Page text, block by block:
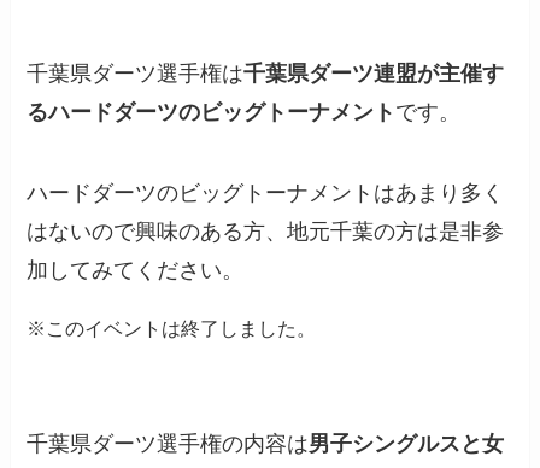
千葉県ダーツ選手権は千葉県ダーツ連盟が主催す
るハードダーツのビッグトーナメント です。
ハードダーツのビッグトーナメントはあまり多く
はないので興味のある方、地元千葉の方は是非参
加してみてください。
※このイベントは終了しました。
千葉県ダーツ選手権の内容は男子シングルスと女